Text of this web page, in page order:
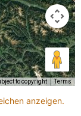
to copyright Terms
anzeigen.